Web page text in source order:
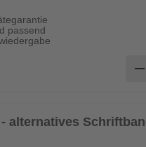
passend
remove
alternatives